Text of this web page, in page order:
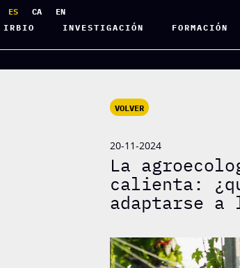
ES CA
EN
IRBIO
INVESTIGACIÓN FORMACIÓN
VOLVER
20-11-2024
La
calienta:
adaptarse